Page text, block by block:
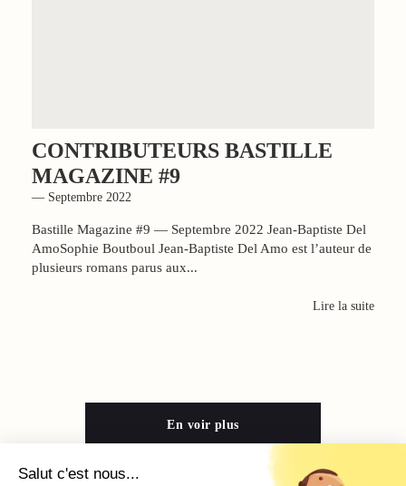
CONTRIBUTEURS BASTILLE
MAGAZINE #9
— Septembre 2022
Bastille Magazine #9 — Septembre 2022 Jean-Baptiste Del
AmoSophie Boutboul Jean-Baptiste Del Amo est l’auteur de
plusieurs romans parus aux...
Lire la suite
En voir plus